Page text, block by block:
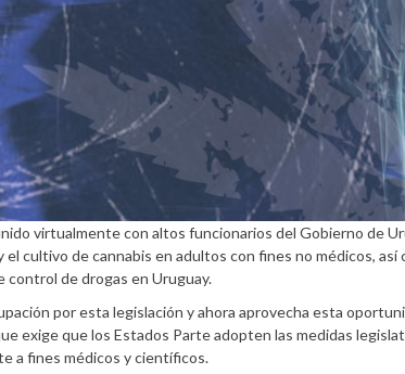
virtualmente con altos funcionarios del Gobierno de
cultivo de cannabis en adultos con fines no médicos, así
control de drogas en Uruguay.
por esta legislación y ahora aprovecha esta
exige que los Estados Parte adopten las medidas
a fines médicos y científicos.